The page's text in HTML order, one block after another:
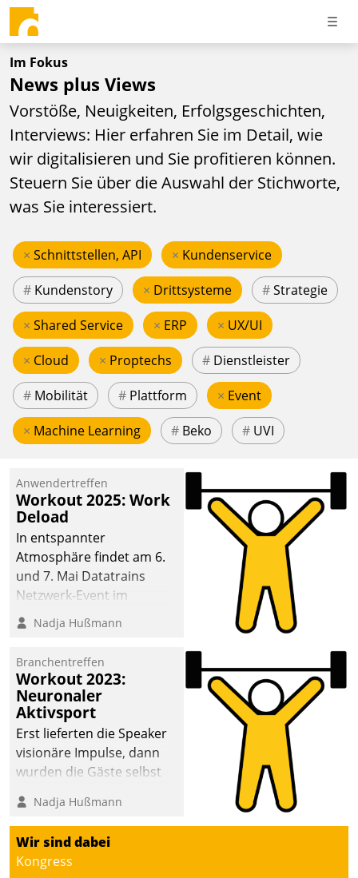
Im Fokus
News plus Views
Vorstöße, Neuigkeiten, Erfolgsgeschichten,
Interviews: Hier erfahren Sie im Detail, wie
wir digitalisieren und Sie profitieren können.
Steuern Sie über die Auswahl der Stichworte,
was Sie interessiert.
× Schnittstellen, API × Kundenservice
# Kundenstory × Drittsysteme #Strategie
× Shared Service × ERP × UX/UI
× Cloud × Proptechs # Dienstleister
# Mobilität # Plattform × Event
× Machine Learning # Beko # UVI
Anwendertreffen
Workout 2025: Work
Deload
In entspannter
Atmosphäre findet am 6.
und 7. Mai Datatrains
Netzwerk-Event im
Kunden- und Partnerkreis
statt. Zentrale Frage: Wie
Mammutprojekte
meistern und Workloads
wuppen – bei zunehmend
anspruchsvollen
Aufgaben und
abnehmendem
Nadja Hußmann
Branchentreffen
Workout 2023:
Neuronaler
Aktivsport
Erst lieferten die Speaker
visionäre Impulse, dann
wurden die Gäste selbst
methodisch
Vernetzungsideen fürs
Quartier. Dazwischen
zeigte Datatrain, was es
Nadja Hußmann
Wir sind dabei
Kongress